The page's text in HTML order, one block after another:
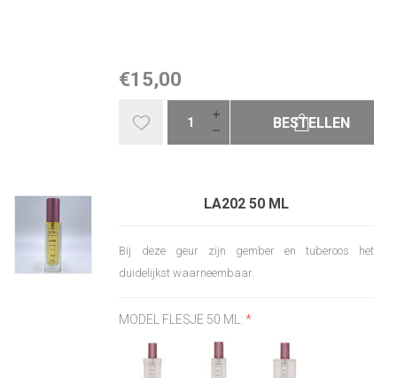
€15,00
BESTELLEN
LA202 50 ML
Bij deze geur zijn gember en tuberoos het
duidelijkst waarneembaar.
MODEL FLESJE 50 ML:*